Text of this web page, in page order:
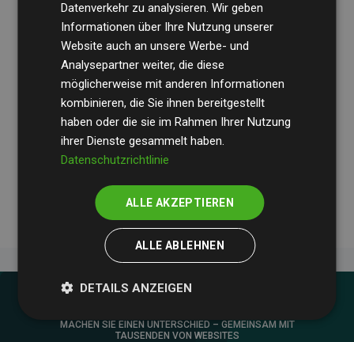
Die Wirtschaftsprüfungsgesellschaft BDOüberprüft
regelmäßig unsere Berechnungen und Methodik, um
Transparenz und Verlässlichkeit sicherzustellen.
Ihre Prüfungen belegen, dass unsere Investitionen in
Klimaschutzprojekte im Durchschnitt200 % der
geschätzten CO₂-Emissionender teilnehmenden
Websites kompensieren – ein klarer Nachweis für die
messbare Klimawirkung unseres Ansatzes.
MACHEN SIE EINEN UNTERSCHIED – GEMEINSAM MIT
TAUSENDEN VON WEBSITES
Datenverkehr zu analysieren. Wir geben
Informationen über Ihre Nutzung unserer
Website auch an unsere Werbe- und
Analysepartner weiter, die diese
möglicherweise mit anderen Informationen
kombinieren, die Sie ihnen bereitgestellt
haben oder die sie im Rahmen Ihrer Nutzung
ihrer Dienste gesammelt haben.
Datenschutzrichtlinie
ALLE AKZEPTIEREN
ALLE ABLEHNEN
DETAILS ANZEIGEN